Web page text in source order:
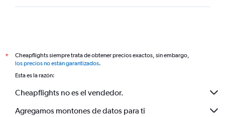
*
Cheapflights siempre trata de obtener precios exactos, sin embargo,
los precios no están garantizados.
Esta es la razón:
Cheapflights no es el vendedor.
Agregamos montones de datos para ti